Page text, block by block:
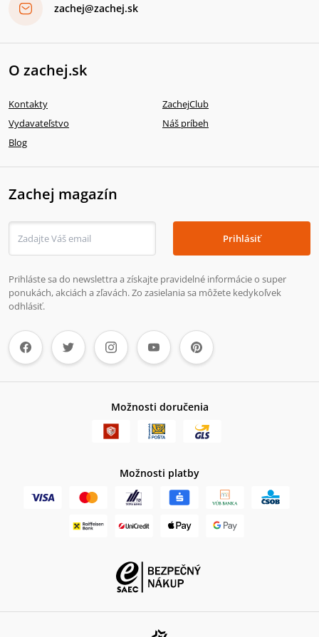
zachej@zachej.sk
O zachej.sk
Kontakty
ZachejClub
Vydavateľstvo
Náš príbeh
Blog
Zachej magazín
Prihlásiť
Prihláste sa do newslettra a získajte pravidelné informácie o super
ponukách, akciách a zľavách. Zo zasielania sa môžete kedykoľvek
odhlásiť.
Možnosti doručenia
Možnosti platby